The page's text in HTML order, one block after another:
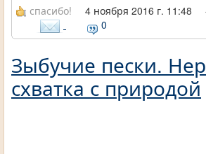
спасибо! 4 ноября 2016 г. 11:48
0
Зыбучие пески.
схватка с природой